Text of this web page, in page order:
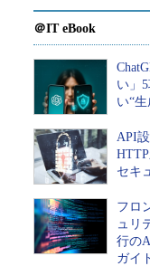
＠IT eBook
い」
い“
API
セキ
フロ
ュリ
行の
ガイ